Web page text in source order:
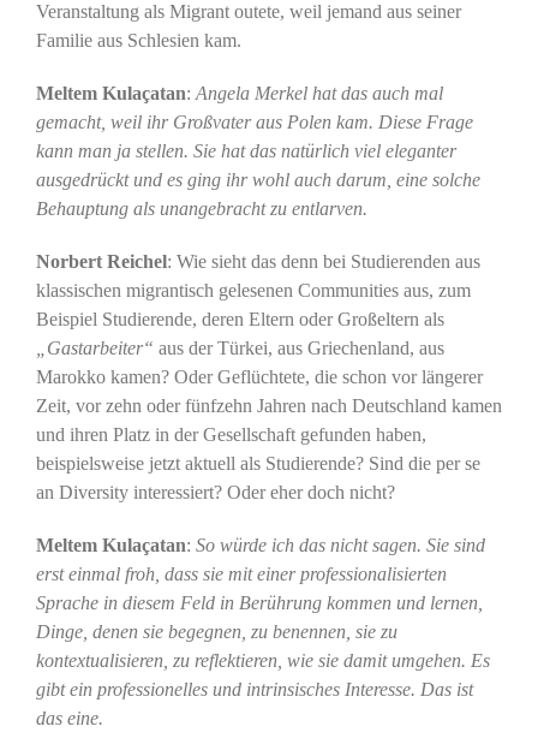
Veranstaltung als Migrant outete, weil jemand aus seiner
Familie aus Schlesien kam.
Meltem Kulaçatan: Angela Merkel hat das auch mal
gemacht, weil ihr Großvater aus Polen kam. Diese Frage
kann man ja stellen. Sie hat das natürlich viel eleganter
ausgedrückt und es ging ihr wohl auch darum, eine solche
Behauptung als unangebracht zu entlarven.
Norbert Reichel: Wie sieht das denn bei Studierenden aus
klassischen migrantisch gelesenen Communities aus, zum
Beispiel Studierende, deren Eltern oder Großeltern als
„Gastarbeiter“ aus der Türkei, aus Griechenland, aus
Marokko kamen? Oder Geflüchtete, die schon vor längerer
Zeit, vor zehn oder fünfzehn Jahren nach Deutschland kamen
und ihren Platz in der Gesellschaft gefunden haben,
beispielsweise jetzt aktuell als Studierende? Sind die per se
an Diversity interessiert? Oder eher doch nicht?
Meltem Kulaçatan: So würde ich das nicht sagen. Sie sind
erst einmal froh, dass sie mit einer professionalisierten
Sprache in diesem Feld in Berührung kommen und lernen,
Dinge, denen sie begegnen, zu benennen, sie zu
kontextualisieren, zu reflektieren, wie sie damit umgehen. Es
gibt ein professionelles und intrinsisches Interesse. Das ist
das eine.